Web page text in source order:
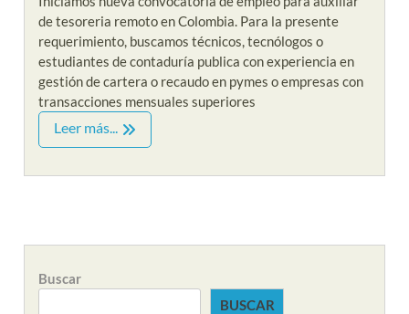
de tesoreria remoto en Colombia. Para la presente
requerimiento, buscamos técnicos, tecnólogos o
estudiantes de contaduría publica con experiencia en
gestión de cartera o recaudo en pymes o empresas con
transacciones mensuales superiores
Leer más...
Buscar
BUSCAR